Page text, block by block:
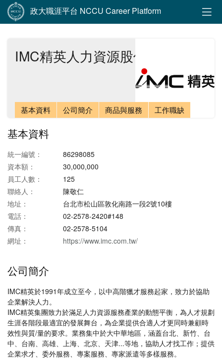
政大職涯平台 NCCU Career Platform
IMC精英人力資源股份有限公司
基本資料 公司簡介 商品與服務 工作職缺
基本資料
統一編號：
86298085
資本額：
30,000,000
員工人數：
125
聯絡人：
陳敬仁
地址：
台北市松山區敦化南路一段2號10樓
電話：
02-2578-2420#148
傳真：
02-2578-5104
網址：
https://www.imc.com.tw/
公司簡介
IMC精英於1991年成立至今，以中高階獵才服務起家，致力於協助
企業解決人力。
IMC精英集團致力於滿足人力資源服務產業的動態平衡，為人才規劃
生涯各階段最適宜的發展舞台，為企業提供合適人才更同時兼顧時
效性與質/量的要求。業務集中於大中華地區，涵蓋台北、新竹、台
中、台南、高雄、上海、北京、天津...等地，協助人才找工作；提供
企業求才、委外服務、專案服務、專家派遣等多樣服務。